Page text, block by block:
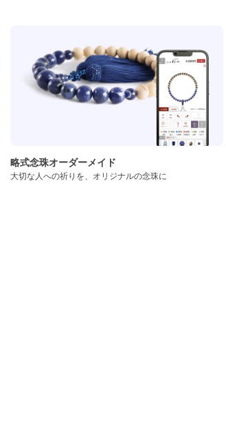
略式念珠オーダーメイド
大切な人への祈りを、オリジナルの念珠に